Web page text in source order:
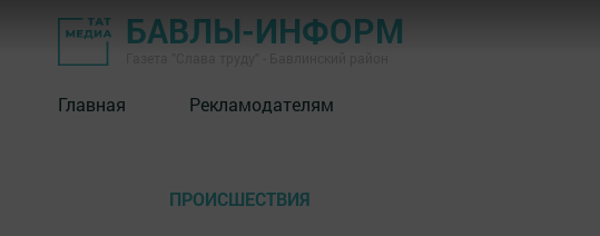
БАВЛЫ-ИНФОРМ
Главная Рекламодателям
ПРОИСШЕСТВИЯ